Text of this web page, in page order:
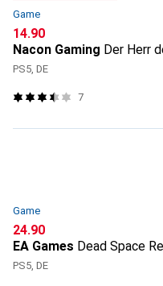
Game
CHF
14.90
Nacon Gaming Der Herr
PS5, DE
7
Game
CHF
24.90
EA Games Dead Space
PS5, DE